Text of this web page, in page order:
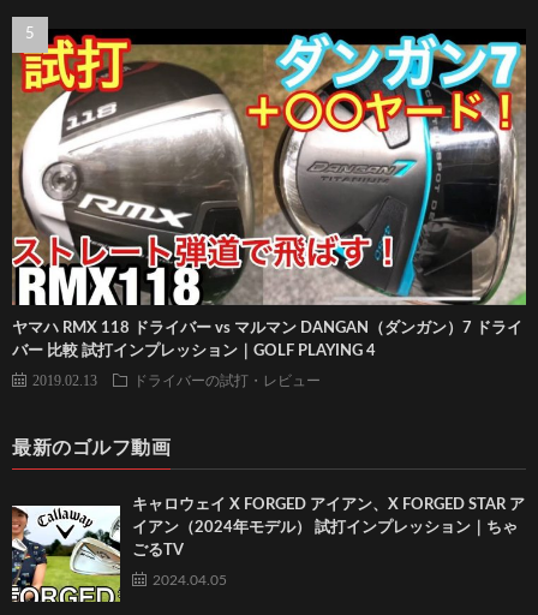
ヤマハ RMX 118 ドライバー vs マルマン DANGAN（ダンガン）7 ドライ
バー 比較 試打インプレッション｜GOLF PLAYING 4
2019.02.13 ドライバーの試打・レビュー
最新のゴルフ動画
キャロウェイ X FORGED アイアン、X FORGED STAR ア
イアン（2024年モデル） 試打インプレッション｜ちゃ
ごるTV
2024.04.05